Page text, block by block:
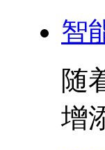
智
随
增